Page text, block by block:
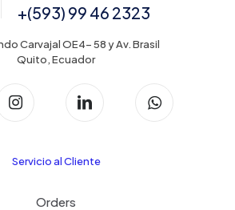
+(593) 99 46 2323
Carvajal OE4- 58 y Av. Brasil
Quito, Ecuador
Servicio al Cliente
Orders